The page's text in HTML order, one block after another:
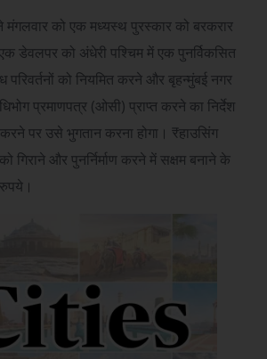
ने मंगलवार को एक मध्यस्थ पुरस्कार को बरकरार
डेवलपर को अंधेरी पश्चिम में एक पुनर्विकसित
को नियमित करने और बृहन्मुंबई नगर
प्रमाणपत्र (ओसी) प्राप्त करने का निर्देश
पर उसे भुगतान करना होगा। ₹हाउसिंग
गिराने और पुनर्निर्माण करने में सक्षम बनाने के